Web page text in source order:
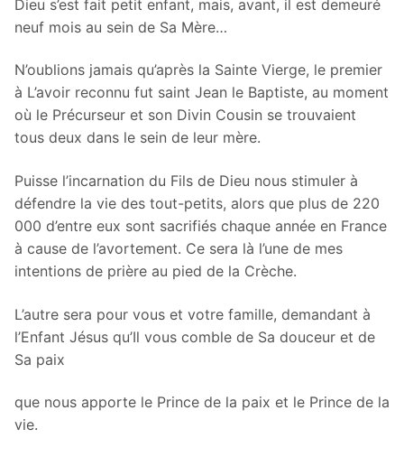
Dieu s’est fait petit enfant, mais, avant, il est demeuré
neuf mois au sein de Sa Mère…
N’oublions jamais qu’après la Sainte Vierge, le premier
à L’avoir reconnu fut saint Jean le Baptiste, au moment
où le Précurseur et son Divin Cousin se trouvaient
tous deux dans le sein de leur mère.
Puisse l’incarnation du Fils de Dieu nous stimuler à
défendre la vie des tout-petits, alors que plus de 220
000 d’entre eux sont sacrifiés chaque année en France
à cause de l’avortement. Ce sera là l’une de mes
intentions de prière au pied de la Crèche.
L’autre sera pour vous et votre famille, demandant à
l’Enfant Jésus qu’Il vous comble de Sa douceur et de
Sa paix
que nous apporte le Prince de la paix et le Prince de la
vie.